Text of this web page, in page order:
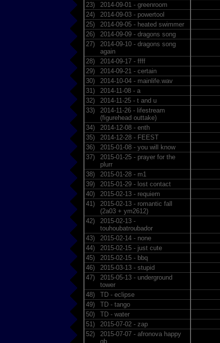
23)
2014-09-01 - greenroom
24)
2014-09-03 - powertool
25)
2014-09-05 - heated swimmer
26)
2014-09-09 - dragons song
27)
2014-09-10 - dragons song
again
28)
2014-09-17 - ffff
29)
2014-09-21 - certain
30)
2014-10-04 - mainlife.wav
31)
2014-11-08 - a
32)
2014-11-25 - t and u
33)
2014-11-26 - lifestream
(figurehead outtake)
34)
2014-12-08 - enth
35)
2014-12-28 - FEEST
36)
2015-01-08 - you will know
37)
2015-01-25 - prayer for the
plurr
38)
2015-01-28 - m1
39)
2015-01-29 - lost contact
40)
2015-02-13 - requiem
41)
2015-02-13 - romantic fall
(2a03 + ym2612)
42)
2015-02-13 -
touhoubatroubador
43)
2015-02-14 - none
44)
2015-02-15 - just cute
45)
2015-02-15 - bbq
46)
2015-03-13 - stupid
47)
2015-05-13 - underground
tower
48)
TD - eclipse
49)
TD - tango
50)
TD - water
51)
2015-07-02 - zap
52)
2015-07-07 - afronova happy
gb